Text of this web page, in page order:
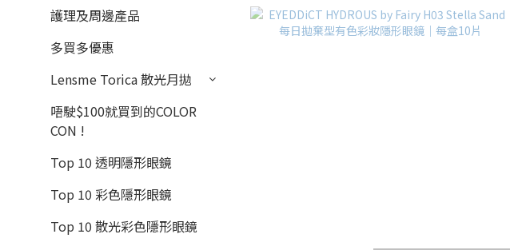
護理及周邊產品
多買多優惠
Lensme Torica 散光月拋
唔駛$100就買到的COLOR
CON !
Top 10 透明隱形眼鏡
Top 10 彩色隱形眼鏡
Top 10 散光彩色隱形眼鏡